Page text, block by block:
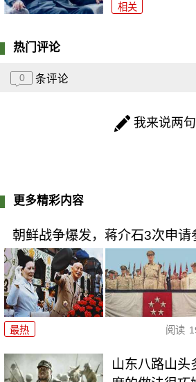
相关
热门评论
0 条评论
我来说两句
更多精彩内容
朝鲜战争爆发，蒋介石3次申请
最热 阅读
山东八路山头